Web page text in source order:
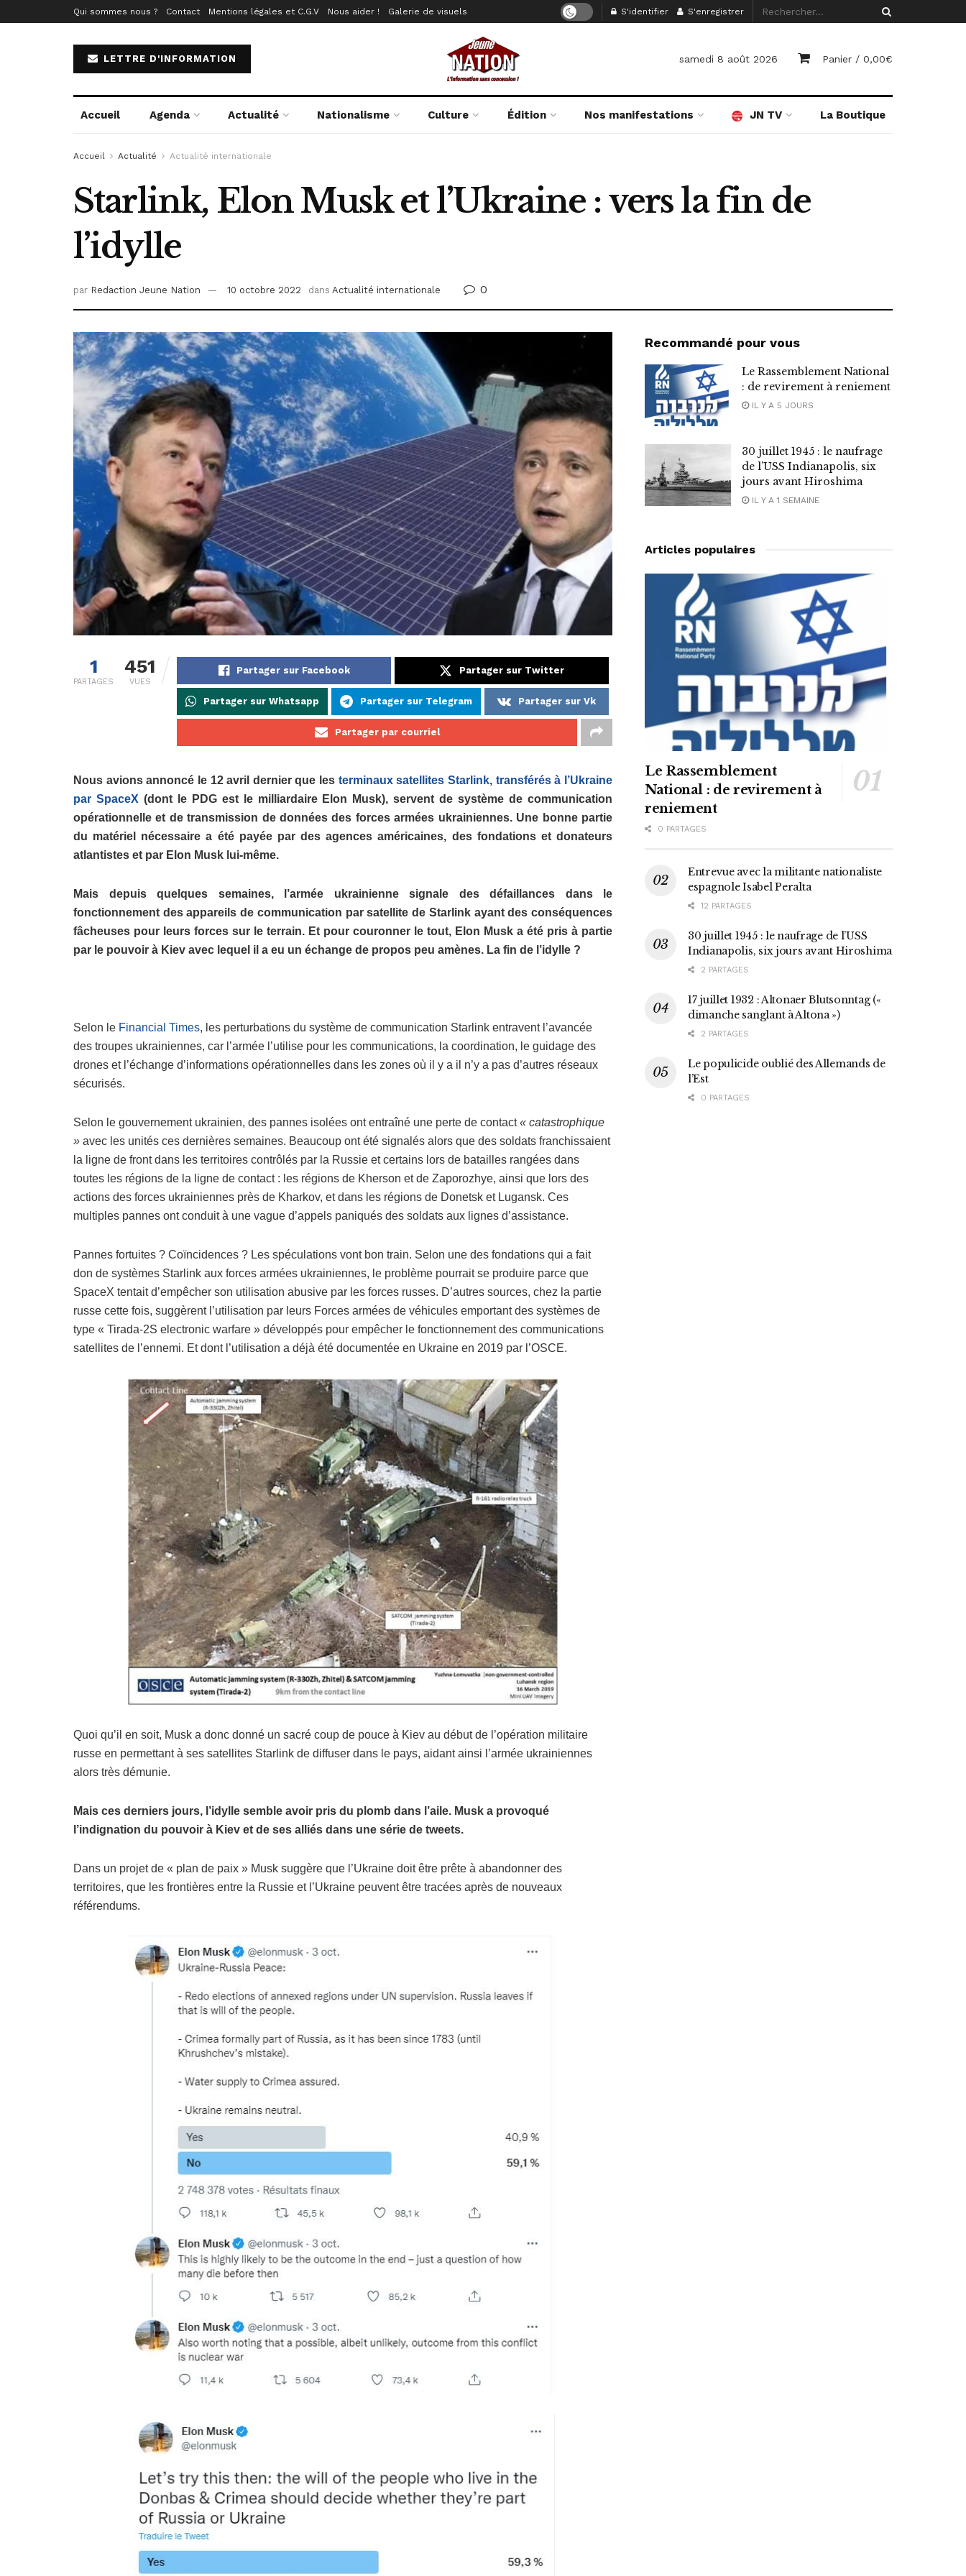
Qui sommes nous ? Contact Mentions légales et C.G.V Nous aider ! Galerie de visuels S'identifier S'enregistrer
LETTRE D'INFORMATION samedi 8 août 2026 Panier / 0,00€
Accueil Agenda Actualité Nationalisme Culture Édition Nos manifestations JN TV La Boutique
Accueil Actualité Actualité internationale
Starlink, Elon Musk et l’Ukraine : vers la fin de
l’idylle
par Redaction Jeune Nation 10 octobre 2022 dans Actualité internationale 0
1
PARTAGES
451
VUES
Partager sur Facebook Partager sur Twitter
Partager sur Whatsapp Partager sur Telegram Partager sur Vk
Partager par courriel
Nous avions annoncé le 12 avril dernier que les terminaux satellites Starlink, transférés à l’Ukraine
par SpaceX (dont le PDG est le milliardaire Elon Musk), servent de système de communication
opérationnelle et de transmission de données des forces armées ukrainiennes. Une bonne partie
du matériel nécessaire a été payée par des agences américaines, des fondations et donateurs
atlantistes et par Elon Musk lui-même.
Mais depuis quelques semaines, l’armée ukrainienne signale des défaillances dans le
fonctionnement des appareils de communication par satellite de Starlink ayant des conséquences
fâcheuses pour leurs forces sur le terrain. Et pour couronner le tout, Elon Musk a été pris à partie
par le pouvoir à Kiev avec lequel il a eu un échange de propos peu amènes. La fin de l’idylle ?
Selon le Financial Times, les perturbations du système de communication Starlink entravent l’avancée
des troupes ukrainiennes, car l’armée l’utilise pour les communications, la coordination, le guidage des
drones et l’échange d’informations opérationnelles dans les zones où il y a il n’y a pas d’autres réseaux
sécurisés.
Selon le gouvernement ukrainien, des pannes isolées ont entraîné une perte de contact« catastrophique
» avec les unités ces dernières semaines. Beaucoup ont été signalés alors que des soldats franchissaient
la ligne de front dans les territoires contrôlés par la Russie et certains lors de batailles rangées dans
toutes les régions de la ligne de contact : les régions de Kherson et de Zaporozhye, ainsi que lors des
actions des forces ukrainiennes près de Kharkov, et dans les régions de Donetsk et Lugansk. Ces
multiples pannes ont conduit à une vague d’appels paniqués des soldats aux lignes d’assistance.
Pannes fortuites ? Coïncidences ? Les spéculations vont bon train. Selon une des fondations qui a fait
don de systèmes Starlink aux forces armées ukrainiennes, le problème pourrait se produire parce que
SpaceX tentait d’empêcher son utilisation abusive par les forces russes. D’autres sources, chez la partie
russe cette fois, suggèrent l’utilisation par leurs Forces armées de véhicules emportant des systèmes de
type « Tirada-2S electronic warfare » développés pour empêcher le fonctionnement des communications
satellites de l’ennemi. Et dont l’utilisation a déjà été documentée en Ukraine en 2019 par l’OSCE.
Quoi qu’il en soit, Musk a donc donné un sacré coup de pouce à Kiev au début de l’opération militaire
russe en permettant à ses satellites Starlink de diffuser dans le pays, aidant ainsi l’armée ukrainiennes
alors très démunie.
Mais ces derniers jours, l’idylle semble avoir pris du plomb dans l’aile. Musk a provoqué
l’indignation du pouvoir à Kiev et de ses alliés dans une série de tweets.
Dans un projet de « plan de paix » Musk suggère que l’Ukraine doit être prête à abandonner des
territoires, que les frontières entre la Russie et l’Ukraine peuvent être tracées après de nouveaux
référendums.
Recommandé pour vous
Le Rassemblement National
: de revirement à reniement
IL Y A 5 JOURS
30 juillet 1945 : le naufrage
de l’USS Indianapolis, six
jours avant Hiroshima
IL Y A 1 SEMAINE
Articles populaires
Le Rassemblement
National : de revirement à
reniement
0 PARTAGES
Entrevue avec la militante nationaliste
espagnole Isabel Peralta
12 PARTAGES
30 juillet 1945 : le naufrage de l’USS
Indianapolis, six jours avant Hiroshima
2 PARTAGES
17 juillet 1932 : Altonaer Blutsonntag («
dimanche sanglant à Altona »)
2 PARTAGES
Le populicide oublié des Allemands de
l’Est
0 PARTAGES